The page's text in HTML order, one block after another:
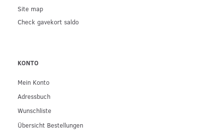
Site map
Check gavekort saldo
KONTO
Mein Konto
Adressbuch
Wunschliste
Übersicht Bestellungen